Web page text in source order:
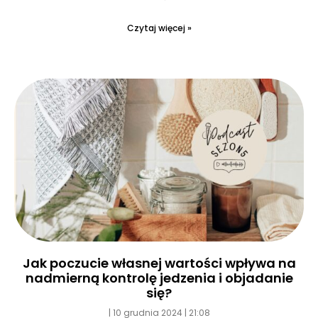
Czytaj więcej »
Jak poczucie własnej wartości wpływa na
nadmierną kontrolę jedzenia i objadanie
się?
10 grudnia 2024 21:08